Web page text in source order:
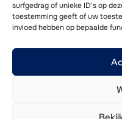
surfgedrag of unieke ID's op
toestemming geeft of uw
invloed hebben op bepaalde
Vind je weg
Adviseurs
Nieuwsoverzicht
Contact